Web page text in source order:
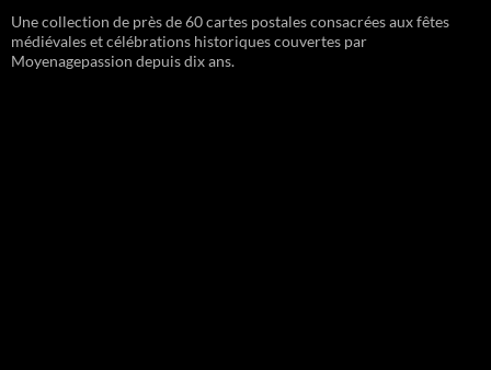
Une collection de près de 60 cartes postales consacrées aux fêtes
médiévales et célébrations historiques couvertes par
Moyenagepassion depuis dix ans.